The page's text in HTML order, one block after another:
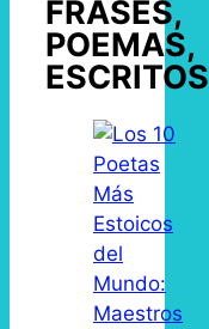
FRASES,
POEMAS,
ESCRITOS